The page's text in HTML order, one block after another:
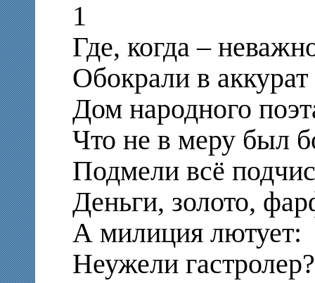
1
Где, когда –
Обокрали в аккурат
Дом народного
Что не в меру был
Подмели всё
Деньги, золото,
А милиция лютует:
Неужели гастролер?